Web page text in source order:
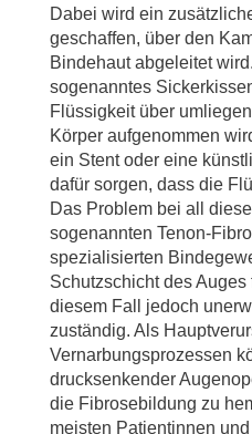
Dabei wird ein
geschaffen, über den
Bindehaut abgeleitet
sogenanntes
Flüssigkeit über
Körper aufgenommen
ein Stent oder eine
dafür sorgen, dass die
Das Problem bei all
sogenannten Tenon-
spezialisierten
Schutzschicht des
diesem Fall jedoch
zuständig. Als
Vernarbungsprozessen
drucksenkender
die Fibrosebildung zu
meisten Patientinnen